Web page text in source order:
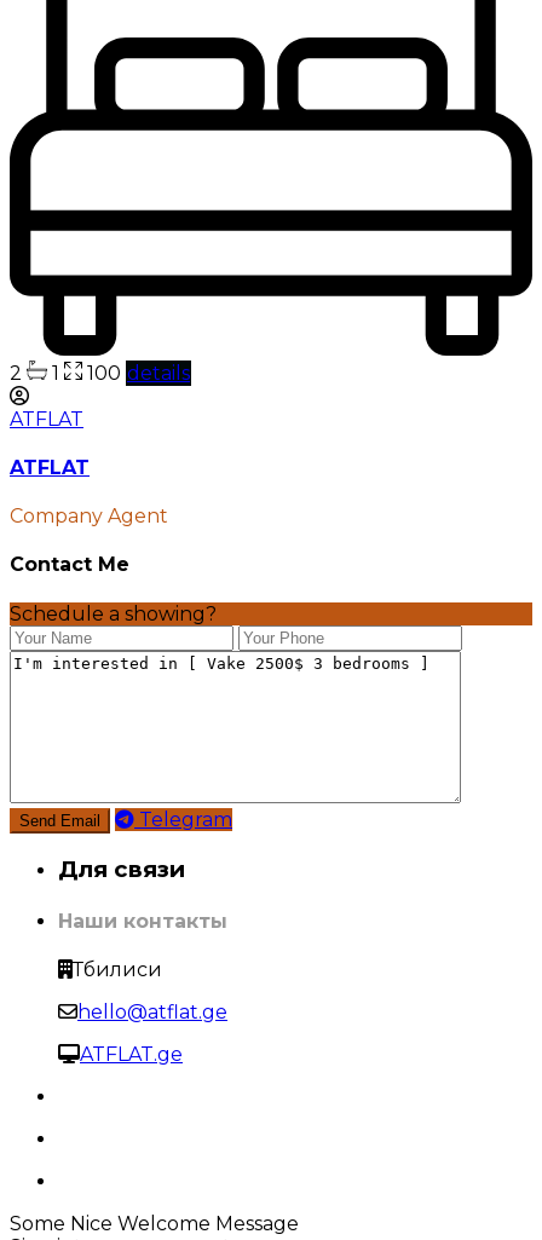
2 1 100 details
ATFLAT
ATFLAT
Company Agent
Contact Me
Schedule a showing?
Telegram
Для связи
Наши контакты
Тбилиси
hello@atflat.ge
ATFLAT.ge
Some Nice Welcome Message